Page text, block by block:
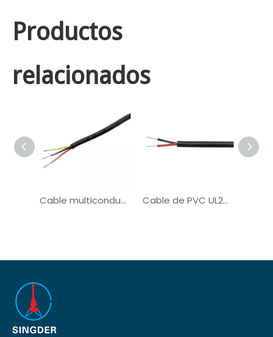
Productos
relacionados
Cable multiconductor UL20276 para cable de computadora Cable de PVC UL2586 para el sistema solar